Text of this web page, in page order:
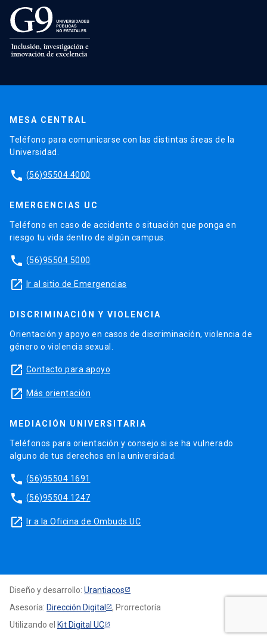
MESA CENTRAL
Teléfono para comunicarse con las distintas áreas de la
Universidad.
phone (56)95504 4000
EMERGENCIAS UC
Teléfono en caso de accidente o situación que ponga en
riesgo tu vida dentro de algún campus.
phone (56)95504 5000
launch Ir al sitio de Emergencias
DISCRIMINACIÓN Y VIOLENCIA
Orientación y apoyo en casos de discriminación, violencia de
género o violencia sexual.
launch Contacto para apoyo
launch Más orientación
MEDIACIÓN UNIVERSITARIA
Teléfonos para orientación y consejo si se ha vulnerado
alguno de tus derechos en la universidad.
phone (56)95504 1691
phone (56)95504 1247
launch Ir a la Oficina de Ombuds UC
Diseño y desarrollo: Urantiacos
Asesoría: Dirección Digital
, Prorrectoría
Utilizando el Kit Digital UC